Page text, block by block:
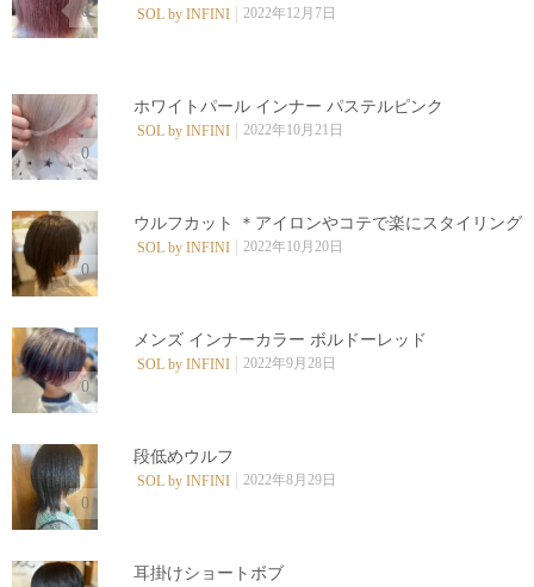
0 SOL by INFINI 2022年12月7日
0
ホワイトパール インナー パステルピンク
SOL by INFINI 2022年10月21日
0
ウルフカット︎ ＊アイロンやコテで楽にスタイリング
SOL by INFINI 2022年10月20日
0
メンズ インナーカラー ボルドーレッド
SOL by INFINI 2022年9月28日
0
段低めウルフ︎
SOL by INFINI 2022年8月29日
耳掛けショートボブ